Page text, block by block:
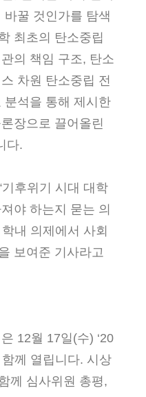
꿀 것인가를 탐색
최초의 탄소중립
의 책임 구조, 탄소
차원 탄소중립 전
분석을 통해 제시한
장으로 끌어올린
다.
후위기 시대 대학
야 하는지 묻는 의
내 의제에서 사회
보여준 기사라고
12월 17일(수) ‘20
께 열립니다. 시상
께 심사위원 총평,